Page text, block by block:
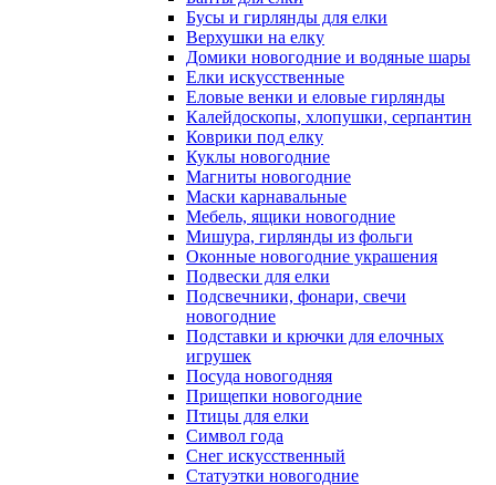
Бусы и гирлянды для елки
Верхушки на елку
Домики новогодние и водяные шары
Елки искусственные
Еловые венки и еловые гирлянды
Калейдоскопы, хлопушки, серпантин
Коврики под елку
Куклы новогодние
Магниты новогодние
Маски карнавальные
Мебель, ящики новогодние
Мишура, гирлянды из фольги
Оконные новогодние украшения
Подвески для елки
Подсвечники, фонари, свечи
новогодние
Подставки и крючки для елочных
игрушек
Посуда новогодняя
Прищепки новогодние
Птицы для елки
Символ года
Снег искусственный
Статуэтки новогодние